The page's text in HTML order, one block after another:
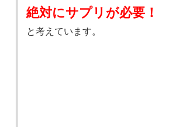
絶対にサプリが必要！
と考えています。